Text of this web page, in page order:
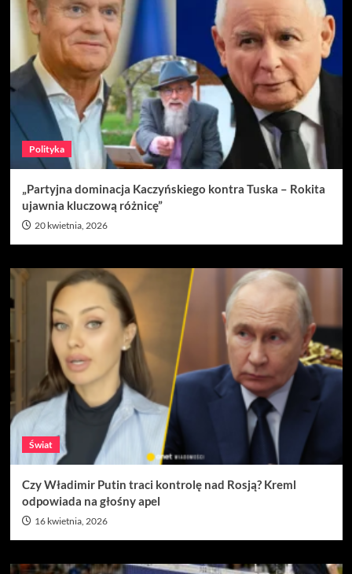
Polityka
„Partyjna dominacja Kaczyńskiego kontra Tuska – Rokita
ujawnia kluczową różnicę”
20 kwietnia, 2026
Świat
Czy Władimir Putin traci kontrolę nad Rosją? Kreml
odpowiada na głośny apel
16 kwietnia, 2026